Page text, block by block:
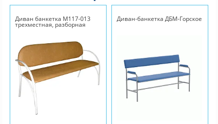
Диван банкетка М117-013
трехместная, разборная
Диван-банкетка ДБМ-Горское